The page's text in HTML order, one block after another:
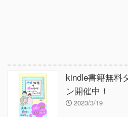
kindle書籍無料
ン開催中！
2023/3/19